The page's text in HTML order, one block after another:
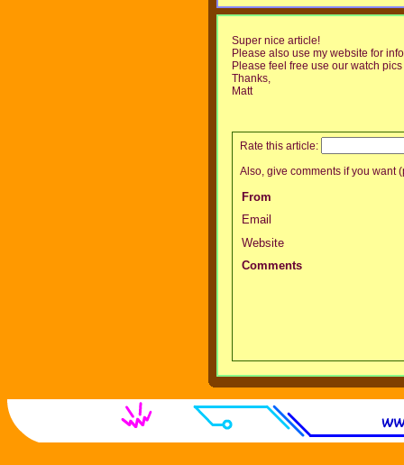
Super nice article!
Please also use my website for
Please feel free use our watch
Thanks,
Matt
Rate this article:
Also, give comments if you want
From
Email
Website
Comments